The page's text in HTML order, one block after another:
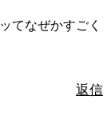
てなぜかすごく
返信